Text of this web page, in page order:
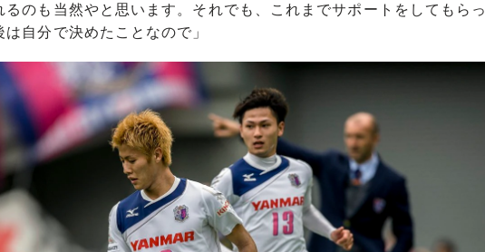
のも当然やと思います。それでも、これまでサポートをしてもらっ
自分で決めたことなので」